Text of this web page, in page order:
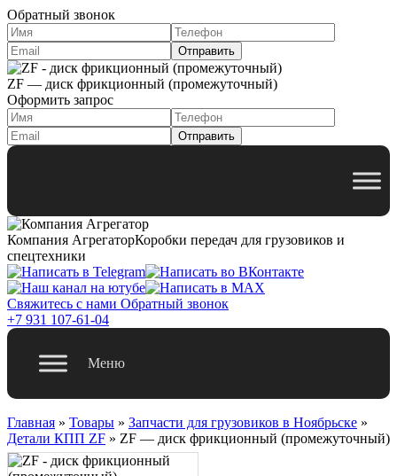
Обратный звонок
ZF — диск фрикционный (промежуточный)
Оформить запрос
Компания АгрегаторКоробки передач для грузовиков и
спецтехники
Свяжитесь с нами Обратный звонок
+7 931 107-61-04
Меню
Главная » Товары » Запчасти для грузовиков в Ноябрьске »
Детали КПП ZF » ZF — диск фрикционный (промежуточный)